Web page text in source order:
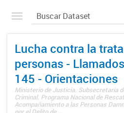
Lucha contra la
personas -
145 - Orientaciones
Ministerio de Justicia. Subsecretaría
Criminal. Programa Nacional de
Acompañamiento a las Personas